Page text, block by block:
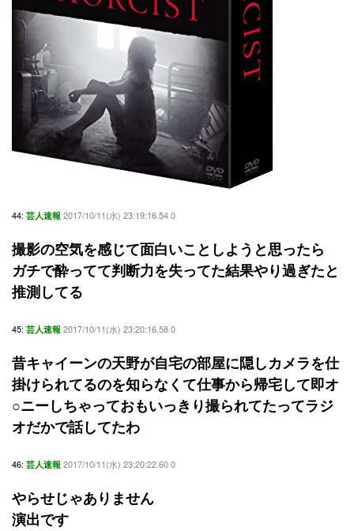
44: 芸人速報 2017/10/11(水) 23:19:16.54 0
撮影の空気を感じて面白いことしようと思ったら
ガチで酔ってて判断力を失ってた結果やり過ぎたと
推測してる
45: 芸人速報 2017/10/11(水) 23:20:16.58 0
昔キャイーンの天野が自宅の部屋に隠しカメラを仕
掛けられてるのを知らなくて仕事から帰宅して即オ
○ニーしちゃっておもいっきり撮られてたってラジ
オだかで話してたわ
46: 芸人速報 2017/10/11(水) 23:20:22.60 0
やらせじゃありません
演出です